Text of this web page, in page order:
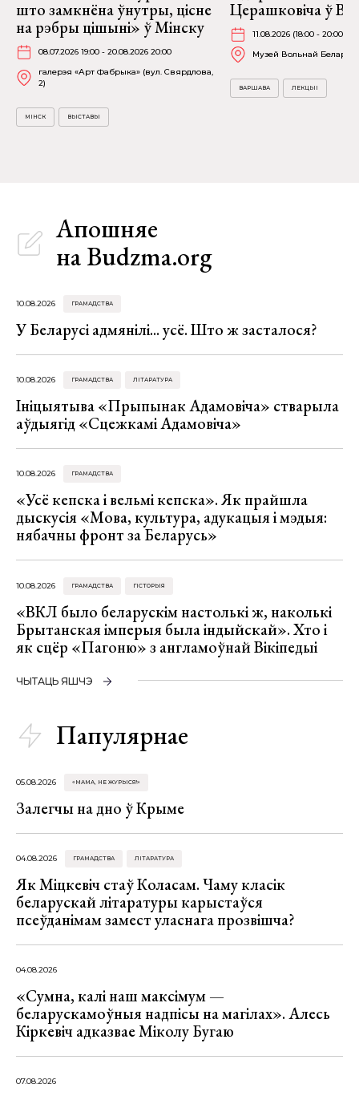
што замкнёна ўнутры, цісне
на рэбры цішыні» ў Мінску
08.07.2026 19:00 - 20.08.2026 20:00
галерэя «Арт Фабрыка» (вул. Свярдлова,
2)
МІНСК ВЫСТАВЫ
Церашковіча ў
11.08.2026 (18:00 - 20:00)
Музей Вольнай Беларусі
ВАРШАВА ЛЕКЦЫІ
Апошняе
на Budzma.org
10.08.2026 ГРАМАДСТВА
У Беларусі адмянілі... усё. Што ж засталося?
10.08.2026 ГРАМАДСТВА ЛІТАРАТУРА
Ініцыятыва «Прыпынак Адамовіча» стварыла
аўдыягід «Сцежкамі Адамовіча»
10.08.2026 ГРАМАДСТВА
«Усё кепска і вельмі кепска». Як прайшла
дыскусія «Мова, культура, адукацыя і мэдыя:
нябачны фронт за Беларусь»
10.08.2026 ГРАМАДСТВА ГІСТОРЫЯ
«ВКЛ было беларускім настолькі ж, наколькі
Брытанская імперыя была індыйскай». Хто і
як сцёр «Пагоню» з англамоўнай Вікіпедыі
ЧЫТАЦЬ ЯШЧЭ
Папулярнае
05.08.2026 «МАМА, НЕ ЖУРЫСЯ!»
Залегчы на дно ў Крыме
04.08.2026 ГРАМАДСТВА ЛІТАРАТУРА
Як Міцкевіч стаў Коласам. Чаму класік
беларускай літаратуры карыстаўся
псеўданімам замест уласнага прозвішча?
04.08.2026
«Сумна, калі наш максімум —
беларускамоўныя надпісы на магілах». Алесь
Кіркевіч адказвае Міколу Бугаю
07.08.2026